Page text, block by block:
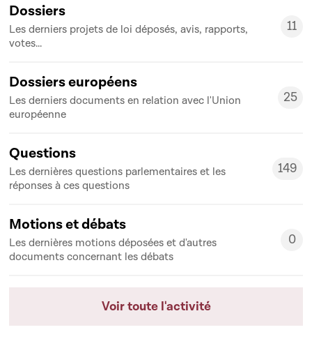
Dossiers
Les derniers projets de loi déposés, avis, rapports,
votes...
11
11
Dossiers européens
Les derniers documents en relation avec l'Union
européenne
25
25
Questions
Les dernières questions parlementaires et les
réponses à ces questions
149
149
Motions et débats
Les dernières motions déposées et d'autres
documents concernant les débats
0
0
Voir toute l'activité